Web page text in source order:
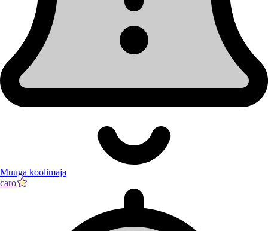
Muuga koolimaja
caro